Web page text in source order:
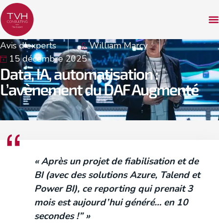
Avis d'experts
William Marcy
15 décembre 2025
Data, IA, automatisation :
L’avènement du DAF Augmenté
« Après un projet de fiabilisation et de
BI (avec des solutions Azure, Talend et
Power BI), ce reporting qui prenait 3
mois est aujourd’hui généré… en 10
secondes !” »